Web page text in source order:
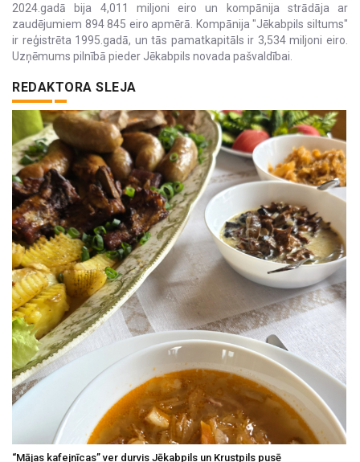
2024.gadā bija 4,011 miljoni eiro un kompānija strādāja ar
zaudējumiem 894 845 eiro apmērā. Kompānija "Jēkabpils siltums"
ir reģistrēta 1995.gadā, un tās pamatkapitāls ir 3,534 miljoni eiro.
Uzņēmums pilnībā pieder Jēkabpils novada pašvaldībai.
REDAKTORA SLEJA
“Mājas kafejnīcas” ver durvis Jēkabpils un Krustpils pusē